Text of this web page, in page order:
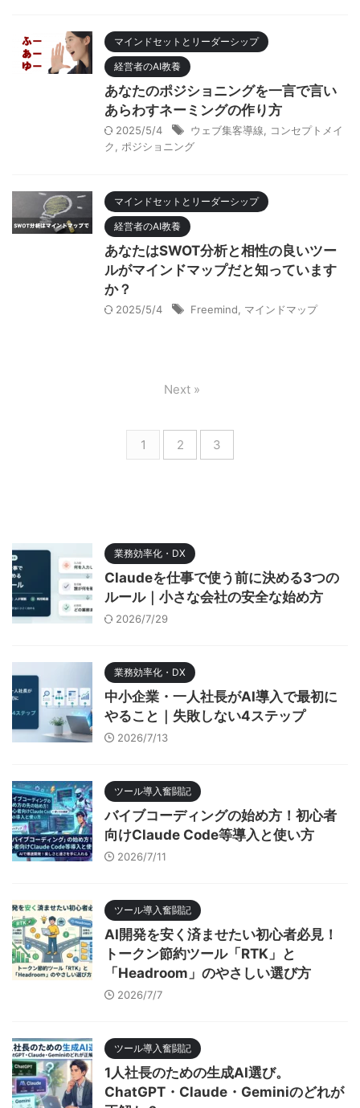
マインドセットとリーダーシップ
経営者のAI教養
あなたのポジショニングを一言で言い
あらわすネーミングの作り方
2025/5/4 ウェブ集客導線
コンセプトメイ
ク
ポジショニング
マインドセットとリーダーシップ
経営者のAI教養
あなたはSWOT分析と相性の良いツー
ルがマインドマップだと知っています
か？
2025/5/4 Freemind マインドマップ
1 2 3
Next »
業務効率化・DX
Claudeを仕事で使う前に決める3つの
ルール｜小さな会社の安全な始め方
2026/7/29
業務効率化・DX
中小企業・一人社長がAI導入で最初に
やること｜失敗しない4ステップ
2026/7/13
ツール導入奮闘記
バイブコーディングの始め方！初心者
向けClaude Code等導入と使い方
2026/7/11
ツール導入奮闘記
AI開発を安く済ませたい初心者必見！
トークン節約ツール「RTK」と
「Headroom」のやさしい選び方
2026/7/7
ツール導入奮闘記
1人社長のための生成AI選び。
ChatGPT・Claude・Geminiのどれが